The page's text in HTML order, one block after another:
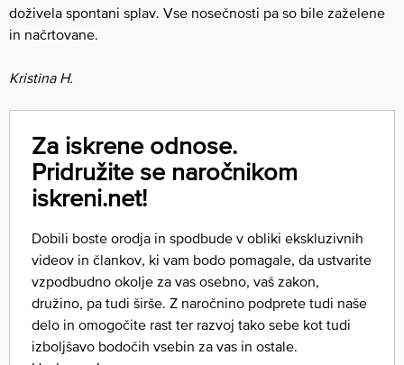
doživela spontani splav. Vse nosečnosti pa so bile zaželene
in načrtovane.
Kristina H.
Za iskrene odnose.
Pridružite se naročnikom
iskreni.net!
Dobili boste orodja in spodbude v obliki ekskluzivnih
videov in člankov, ki vam bodo pomagale, da ustvarite
vzpodbudno okolje za vas osebno, vaš zakon,
družino, pa tudi širše. Z naročnino podprete tudi naše
delo in omogočite rast ter razvoj tako sebe kot tudi
izboljšavo bodočih vsebin za vas in ostale.